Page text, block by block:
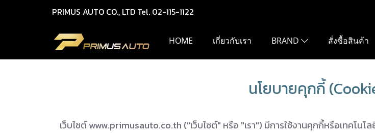
PRIMUS AUTO CO., LTD Tel. 02-115-1122
HOME เกี่ยวกับเรา BRAND สั่งซื้อสินค้า
นโยบายคุกกี้
เว็บไซต์ www.primusauto.co.th ("เว็บไซต์" หรือ "เรา") มีการใช้งานคุกกี้หรือเทคโ